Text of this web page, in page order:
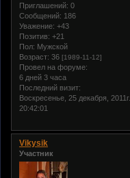
Приглашений: 0
Сообщений: 186
Уважение: +43
Позитив: +21
Пол: Мужской
Возраст: 36 [1989-11-12]
Провел на форуме:
6 дней 3 часа
Последний визит:
Воскресенье, 25 декабря, 2011г.
20:42:01
Vikysik
Участник